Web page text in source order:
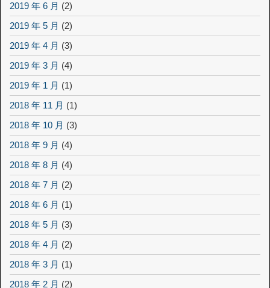
2019 年 6 月 (2)
2019 年 5 月 (2)
2019 年 4 月 (3)
2019 年 3 月 (4)
2019 年 1 月 (1)
2018 年 11 月 (1)
2018 年 10 月 (3)
2018 年 9 月 (4)
2018 年 8 月 (4)
2018 年 7 月 (2)
2018 年 6 月 (1)
2018 年 5 月 (3)
2018 年 4 月 (2)
2018 年 3 月 (1)
2018 年 2 月 (2)